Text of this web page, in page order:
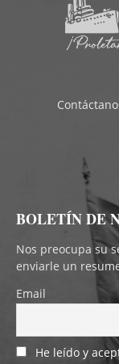
BOLETÍN DE
Nos preocupa su
enviarle un
Email
He leído y